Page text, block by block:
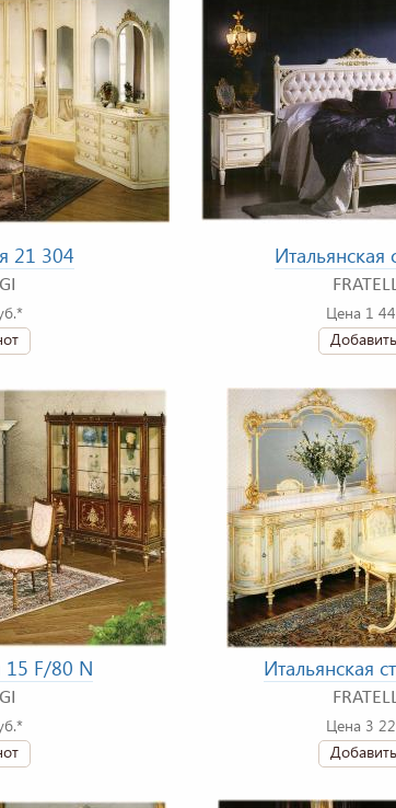
21 304 Итальянская
Цена 1
15 F/80 N Итальянская
Цена 3